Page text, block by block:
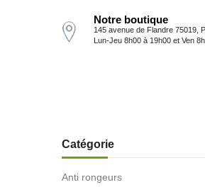
Notre boutique
145 avenue de Flandre 75019,
Lun-Jeu 8h00 à 19h00 et Ven
Catégorie
Anti rongeurs